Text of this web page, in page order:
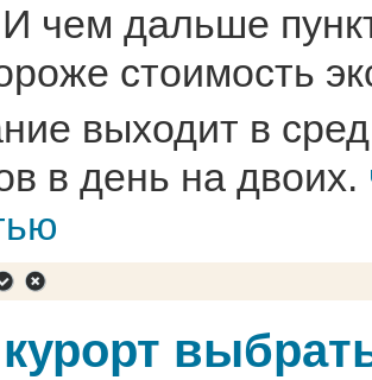
чем дальше
стоимость
выходит в
в день на двоих.